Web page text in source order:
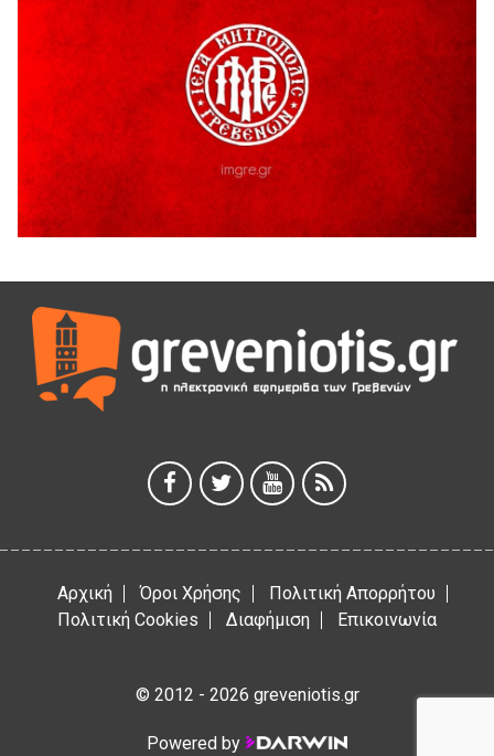
ΜΟΡΙΟΔΟΤΟΥΜΕΝΑ ΣΕΜΙΝΑΡΙΑ ΑΠΟ ΤΟ ΠΑΝΕΠΙΣΤΗΜΙΟ
ΠΕΙΡΑΙΑ
ΕΥΧΑΡΙΣΤΙΕΣ Φυσιολατρικού Συλλόγου Γρεβενών
4 Αυγούστου 2026
Έκτακτη χρηματοδότηση 400.000€ για επιπλέον εργασίες
στο Δημοτικό Στάδιο Γρεβενών «Μίλτος Τεντόγλου»
4 Αυγούστου 2026
4 Αυγούστου 2026
Ολοσχερής καταστροφή κατοικίας από πυρκαγιά στην
Καληράχη Γρεβενών
3 Αυγούστου 2026
ΚΑΤΑΓΡΑΦΗ ΤΕΚΜΗΡΙΩΣΗ ΚΑΙ ΨΗΦΙΟΠΟΙΗΣΗ ΤΩΝ
Αρχική Όροι Χρήσης
Πολιτική Απορρήτου
Πολιτική Cookies
Διαφήμιση Επικοινωνία
© 2012 - 2026 greveniotis.gr
Powered by